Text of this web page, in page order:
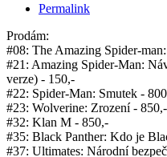
Permalink
Prodám:
#08: The Amazing Spider-
#21: Amazing Spider-Man:
verze) - 150,-
#22: Spider-Man: Smutek -
#23: Wolverine: Zrození - 850,-
#32: Klan M - 850,-
#35: Black Panther: Kdo je
#37: Ultimates: Národní